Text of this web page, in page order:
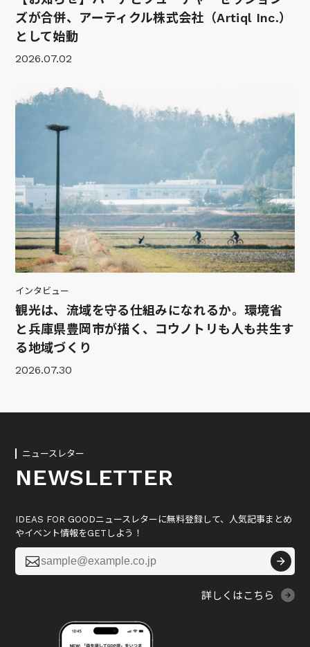
ズが合併、アーティクル株式会社（Artiql Inc.）
として始動
2026.07.02
インタビュー
観光は、流域を守る仕組みになれるか。環境省
と兵庫県豊岡市が描く、コウノトリも人も共生す
る地域づくり
2026.07.30
ニュースレター
NEWSLETTER
IDEAS FOR GOODニュースレターに無料登録して、人気記事まとめ
やイベント情報をGETしよう！

詳しくはこちら